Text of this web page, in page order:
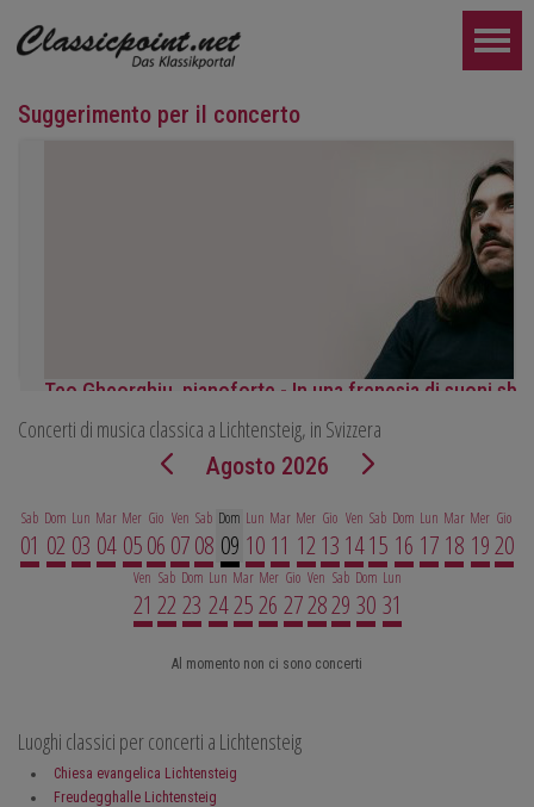
Suggerimento per il concerto
Teo Gheorghiu, pianoforte - In una frenesia di suoni
Recital pianistico
sabato 29 agosto 2026, ore 17:30 presso l'Hotel Ristorante
Concerti di musica classica a Lichtensteig, in Svizzera
Agosto 2026
Sab
01
Dom
02
Lun
03
Mar
04
Mer
05
Gio
06
Ven
07
Sab
08
Dom
09
Lun
10
Mar
11
Mer
12
Gio
13
Ven
14
Sab
15
Dom
16
Lun
17
Mar
18
Mer
19
Gio
20
Ven
21
Sab
22
Dom
23
Lun
24
Mar
25
Mer
26
Gio
27
Ven
28
Sab
29
Dom
30
Lun
31
Al momento non ci sono concerti
Luoghi classici per concerti a Lichtensteig
Chiesa evangelica Lichtensteig
Freudegghalle Lichtensteig